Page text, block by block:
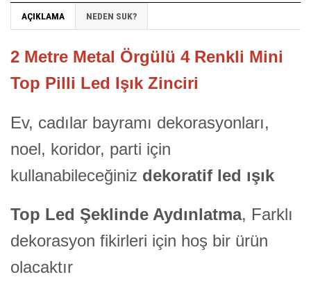
AÇIKLAMA NEDEN SUK?
2 Metre Metal Örgülü 4 Renkli Mini
Top Pilli Led Işık Zinciri
Ev, cadılar bayramı dekorasyonları,
noel, koridor, parti için
kullanabileceğiniz dekoratif led ışık
Top Led Şeklinde Aydınlatma, Farklı
dekorasyon fikirleri için hoş bir ürün
olacaktır